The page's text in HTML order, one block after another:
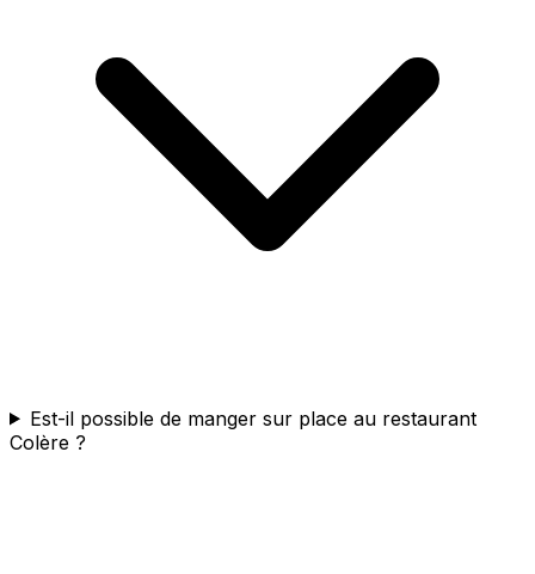
Est-il possible de manger sur place au restaurant
Colère ?